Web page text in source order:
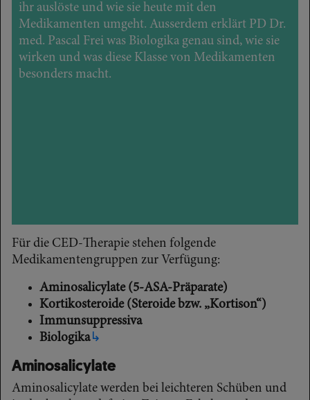
ihr auslöste und wie sie heute mit den
Medikamenten umgeht. Ausserdem erklärt PD Dr.
med. Pascal Frei was Biologika genau sind, wie sie
wirken und was diese Klasse von Medikamenten
besonders macht.
Für die CED-Therapie stehen folgende
Medikamentengruppen zur Verfügung:
Aminosalicylate (5-ASA-Präparate)
Kortikosteroide (Steroide bzw. „Kortison“)
Immunsuppressiva
Biologika↳
Aminosalicylate
Aminosalicylate werden bei leichteren Schüben und